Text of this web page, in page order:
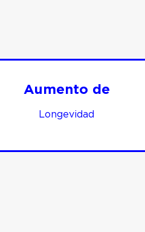
Aumento de
Longevidad